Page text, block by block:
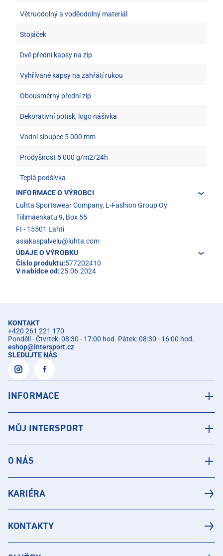
Větruodolný a voděodolný materiál
Stojáček
Dvě přední kapsy na zip
Vyhřívané kapsy na zahřátí rukou
Obousměrný přední zip
Dekorativní potisk, logo nášivka
Vodní sloupec 5 000 mm
Prodyšnost 5 000 g/m2/24h
Teplá podšívka
INFORMACE O VÝROBCI
Luhta Sportswear Company, L-Fashion Group Oy
Tiilimäenkatu 9, Box 55
FI - 15501 Lahti
asiakaspalvelu@luhta.com
ÚDAJE O VÝROBKU
Číslo produktu:577202410
V nabídce od:25.06.2024
KONTAKT
+420 261 221 170
Pondělí - Čtvrtek: 08:30 - 17:00 hod. Pátek: 08:30 - 16:00 hod.
eshop@intersport.cz
SLEDUJTE NÁS
INFORMACE
MŮJ INTERSPORT
O NÁS
KARIÉRA
KONTAKTY